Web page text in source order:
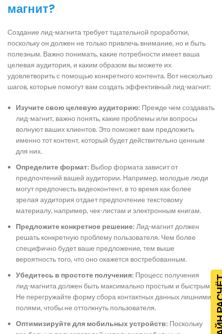
магнит?
Создание лид-магнита требует тщательной проработки,
поскольку он должен не только привлечь внимание, но и быть
полезным. Важно понимать, какие потребности имеет ваша
целевая аудитория, и каким образом вы можете их
удовлетворить с помощью конкретного контента. Вот несколько
шагов, которые помогут вам создать эффективный лид-магнит:
Изучите свою целевую аудиторию: Прежде чем создавать
лид-магнит, важно понять, какие проблемы или вопросы
волнуют ваших клиентов. Это поможет вам предложить
именно тот контент, который будет действительно ценным
для них.
Определите формат: Выбор формата зависит от
предпочтений вашей аудитории. Например, молодые люди
могут предпочесть видеоконтент, в то время как более
зрелая аудитория отдает предпочтение текстовому
материалу, например, чек-листам и электронным книгам.
Предложите конкретное решение: Лид-магнит должен
решать конкретную проблему пользователя. Чем более
специфично будет ваше предложение, тем выше
вероятность того, что оно окажется востребованным.
Убедитесь в простоте получения: Процесс получения
лид-магнита должен быть максимально простым и быстрым.
Не перегружайте форму сбора контактных данных лишними
полями, чтобы не оттолкнуть пользователя.
Оптимизируйте для мобильных устройств: Поскольку